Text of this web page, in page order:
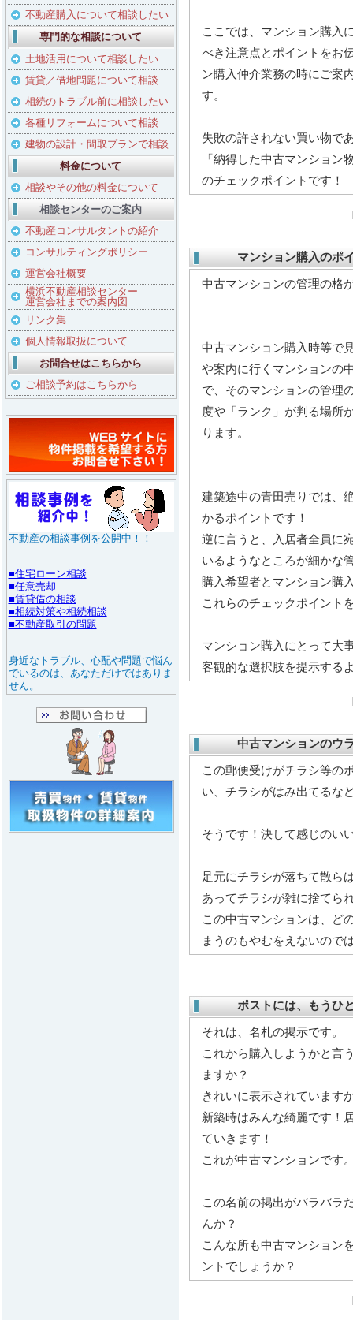
不動産購入について相談したい
専門的な相談について
土地活用について相談したい
賃貸／借地問題について相談
相続のトラブル前に相談したい
各種リフォームについて相談
建物の設計・間取プランで相談
料金について
相談やその他の料金について
相談センターのご案内
不動産コンサルタントの紹介
コンサルティングポリシー
運営会社概要
横浜不動産相談センター
運営会社までの案内図
リンク集
個人情報取扱について
お問合せはこちらから
ご相談予約はこちらから
ここでは、マンション購入
べき注意点とポイントをお
ン購入仲介業務の時にご案
す。
失敗の許されない買い物で
「納得した中古マンション
のチェックポイントです！
マンション購入のポイン
中古マンションの管理の格
中古マンション購入時等で
や案内に行くマンションの
で、そのマンションの管理
度や「ランク」が判る場所
ります。
建築途中の青田売りでは、
かるポイントです！
逆に言うと、入居者全員に
いるようなところが細かな
購入希望者とマンション購
これらのチェックポイント
マンション購入にとって大
客観的な選択肢を提示する
中古マンションのウラの
この郵便受けがチラシ等の
い、チラシがはみ出てるな
そうです！決して感じのい
足元にチラシが落ちて散ら
あってチラシが雑に捨てら
この中古マンションは、ど
まうのもやむをえないので
ポストには、もうひ
それは、名札の掲示です。
これから購入しようかと言
ますか？
きれいに表示されています
新築時はみんな綺麗です！
ていきます！
これが中古マンションです
この名前の掲出がバラバラ
んか？
こんな所も中古マンション
ントでしょうか？